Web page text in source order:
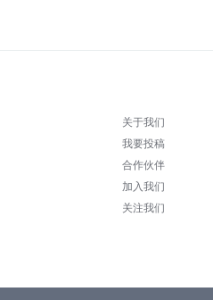
关于我们
我要投稿
合作伙伴
加入我们
关注我们